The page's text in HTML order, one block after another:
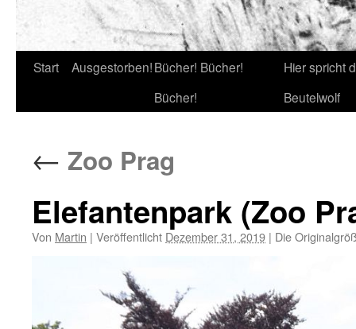
Start Ausgestorben!Bücher! Bücher!
Bücher!
Hier spricht
Beutelwolf
← Zoo Prag
Elefantenpark (Zoo
Von Martin | Veröffentlicht Dezember 31, 2019 | Die